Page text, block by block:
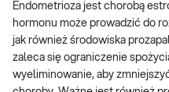
Endometrioza jest chorobą
hormonu może prowadzić do
jak również środowiska
zaleca się ograniczenie
wyeliminowanie, aby